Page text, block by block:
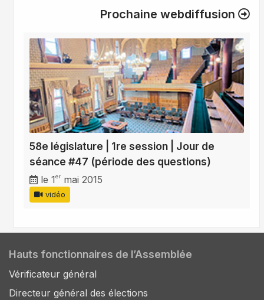
Prochaine webdiffusion
58e législature | 1re session | Jour de
séance #47 (période des questions)
le 1er mai 2015
vidéo
Hauts fonctionnaires de l’Assemblée
Vérificateur général
Directeur général des élections